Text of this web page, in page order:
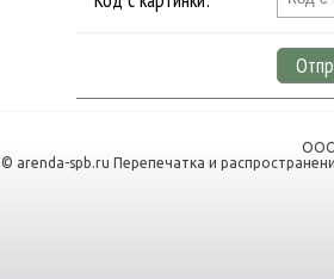
ООО
© arenda-spb.ru Перепечатка и